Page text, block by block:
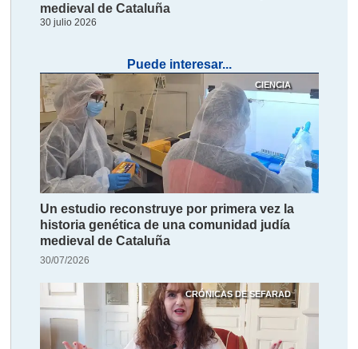
medieval de Cataluña
30 julio 2026
Puede interesar...
CIENCIA
Un estudio reconstruye por primera vez la
historia genética de una comunidad judía
medieval de Cataluña
30/07/2026
CRÓNICAS DE SEFARAD